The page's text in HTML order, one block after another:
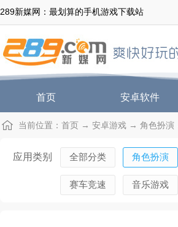
289新媒网：最划算的手机游戏下载站
首页 安卓软件
当前位置： 首页 → 安卓游戏 → 角色扮演
应用类别 全部分类 角色扮演
赛车竞速 音乐游戏